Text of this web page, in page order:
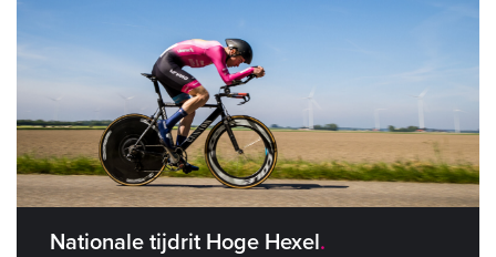
Nationale tijdrit Hoge Hexel